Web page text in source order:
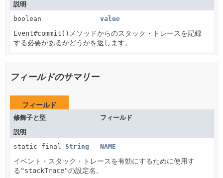
説明
boolean
value
Event#commit() メソッドからのスタック・トレースを記録
する必要があるかどうかを返します。
フィールドのサマリー
フィールド
修飾子と型
フィールド
説明
static final String NAME
イベント・スタック・トレースを有効にするために使用す
る "stackTrace"の設定名。